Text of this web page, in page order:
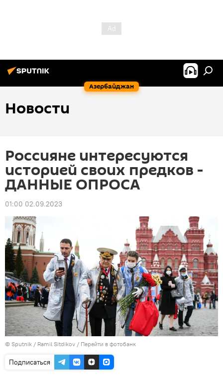
Азербайджан
Новости
Россияне интересуются
историей своих предков -
ДАННЫЕ ОПРОСА
01:00 02.09.2023
© Sputnik / Ramil Sitdikov / Перейти в фотобанк
Подписаться